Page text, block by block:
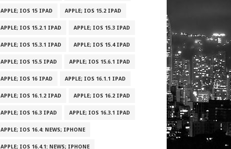
APPLE; IOS 15 IPAD APPLE; IOS 15.2 IPAD
APPLE; IOS 15.2.1 IPAD APPLE; IOS 15.3 IPAD
APPLE; IOS 15.3.1 IPAD APPLE; IOS 15.4 IPAD
APPLE; IOS 15.5 IPAD APPLE; IOS 15.6.1 IPAD
APPLE; IOS 16 IPAD APPLE; IOS 16.1.1 IPAD
APPLE; IOS 16.1.2 IPAD APPLE; IOS 16.2 IPAD
APPLE; IOS 16.3 IPAD APPLE; IOS 16.3.1 IPAD
APPLE; IOS 16.4: NEWS; IPHONE
APPLE; IOS 16.4.1: NEWS; IPHONE